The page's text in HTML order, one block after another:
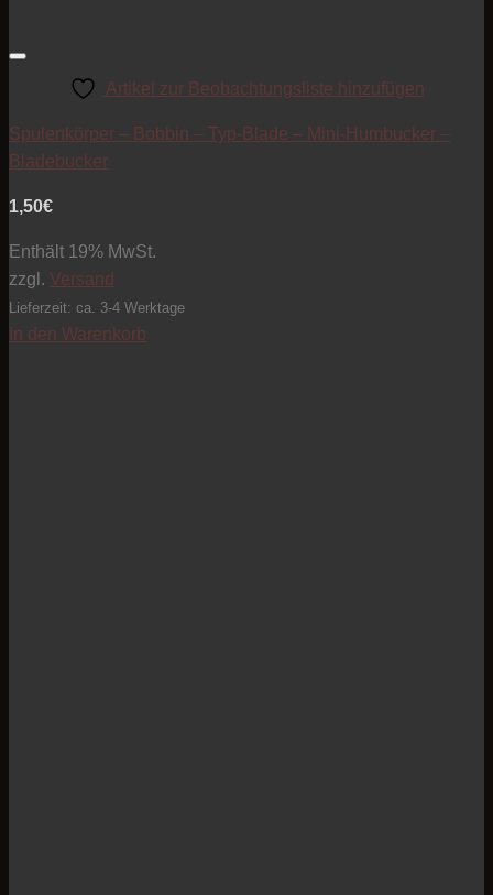
Artikel zur Beobachtungsliste hinzufügen
Spulenkörper – Bobbin – Typ-Blade – Mini-Humbucker –
Bladebucker
1,50€
Enthält 19% MwSt.
zzgl. Versand
Lieferzeit: ca. 3-4 Werktage
In den Warenkorb